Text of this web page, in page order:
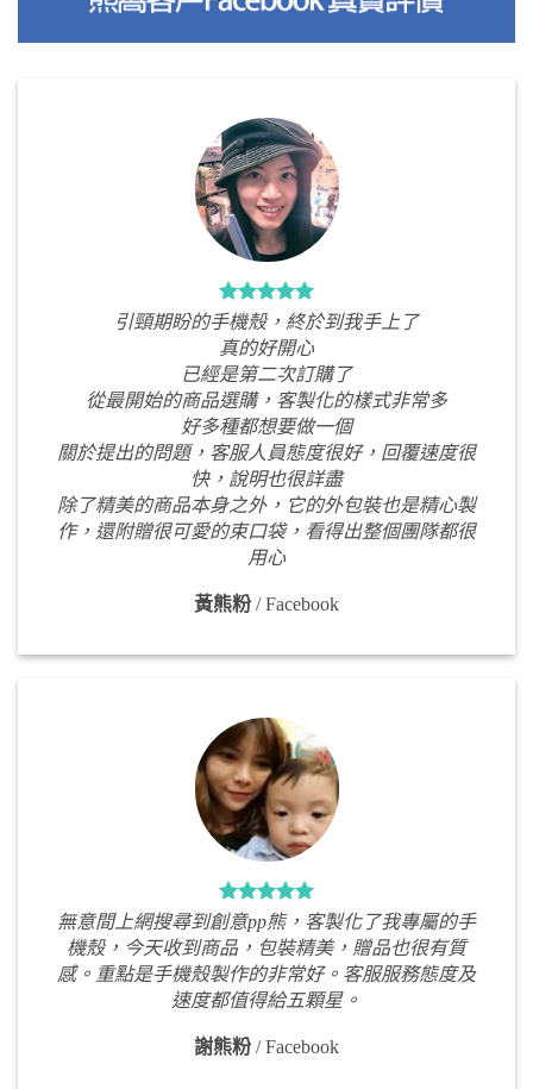
引頸期盼的手機殼，終於到我手上了
真的好開心
已經是第二次訂購了
從最開始的商品選購，客製化的樣式非常多
好多種都想要做一個
關於提出的問題，客服人員態度很好，回覆速度很
快，說明也很詳盡
除了精美的商品本身之外，它的外包裝也是精心製
作，還附贈很可愛的束口袋，看得出整個團隊都很
用心
黃熊粉 /Facebook
無意間上網搜尋到創意pp熊，客製化了我專屬的手
機殼，今天收到商品，包裝精美，贈品也很有質
感。重點是手機殼製作的非常好。客服服務態度及
速度都值得給五顆星。
謝熊粉 /Facebook